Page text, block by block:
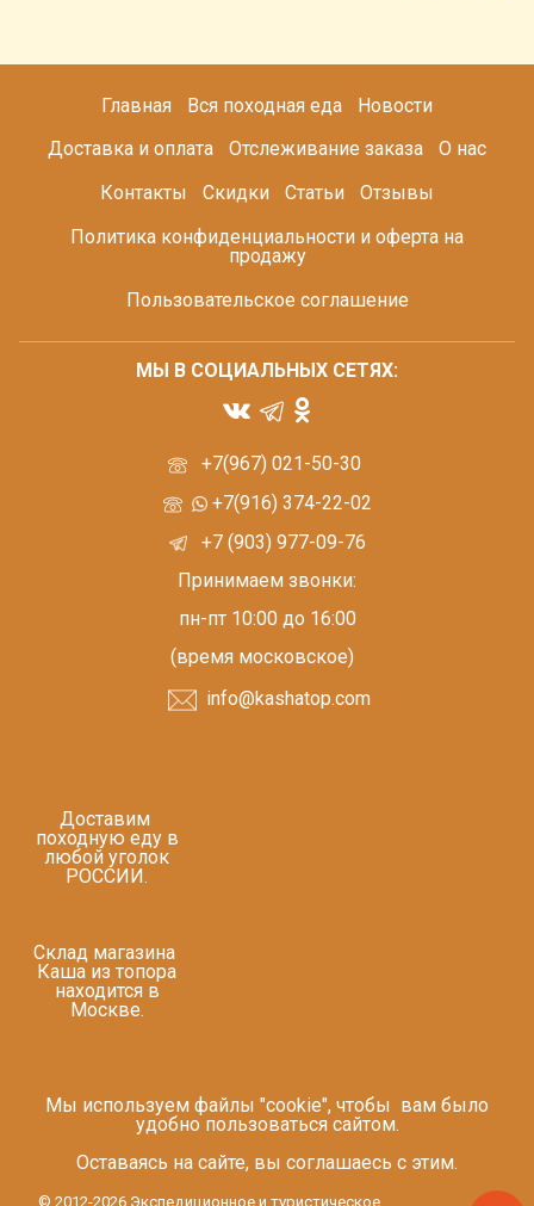
Главная Вся походная еда
Новости
Доставка и оплата
Отслеживание заказа
О нас
Контакты
Скидки Статьи
Отзывы
Политика конфиденциальности и оферта на
продажу
Пользовательское соглашение
+7(967) 021-50-30
+7(916) 374-22-02
+7 (903) 977-09-76
Принимаем звонки:
пн-пт 10:00 до 16:00
(время московское)
info@kashatop.com
Доставим
походную еду в
любой уголок
РОССИИ.
Склад магазина
Каша из топора
находится в
Москве.
МЫ В СОЦИАЛЬНЫХ СЕТЯХ:
Мы используем файлы "cookie", чтобы вам было
удобно пользоваться сайтом.
Оставаясь на сайте, вы соглашаесь с этим.
© 2012-2026 Экспедиционное и туристическое